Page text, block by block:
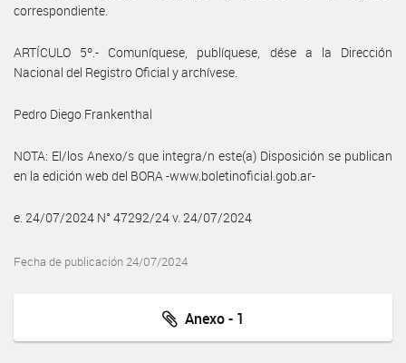
correspondiente.
ARTÍCULO 5º.- Comuníquese, publíquese, dése a la Dirección
Nacional del Registro Oficial y archívese.
Pedro Diego Frankenthal
NOTA: El/los Anexo/s que integra/n este(a) Disposición se publican
en la edición web del BORA -www.boletinoficial.gob.ar-
e. 24/07/2024 N° 47292/24 v. 24/07/2024
Fecha de publicación 24/07/2024
Anexo - 1